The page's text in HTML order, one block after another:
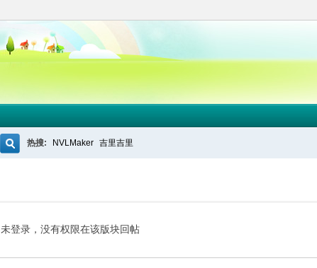
索
热搜: NVLMaker 吉里吉里
登录，没有权限在该版块回帖